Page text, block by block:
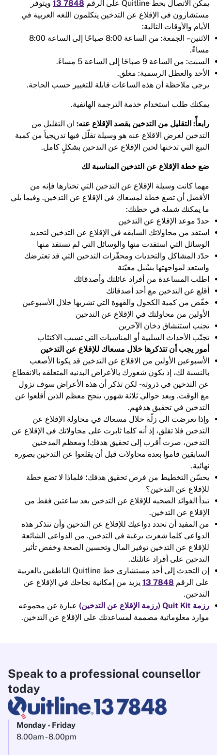
يمكن الاتصال بخط Quitline على الرقم 7848 13
ويتوفر
مستشارون في الإقلاع عن التدخين يتكلمون اللغه العربية في
الأيام والأوقات التالية:
الاثنين – الجمعة: من الساعة 8:00 صباحًا إلى الساعة 8:00
مساءً.
السبت: من الساعة 9 صباحًا إلى الساعة 5 مساءً.
الأحد والعطل الرسمية: مغلق.
يرجى ملاحظة أن هذه الساعات قابلة للتغيير حسب الحاجة.
يمكنك طلب استخدام خدمة الترجمة الهاتفية.
رابعأً: التقليل من التدخين بقصد الإقلاع عنه: ان التقليل من
التدخين لغرض الاقلاع عنه هو وسيلة تقلّل فيها تدريجياً من كمية
التبغ التي تدخنها لحين الإقلاع عن التدخين بشكلٍ كامل.
ضع خطة الإقلاع عن التدخين المناسبة لك
مهما كانت وسيلة الإقلاع عن التدخين التي تختارها فإنه من
الأفضل أن تضع خطة لمسعاك في الإقلاع عن التدخين. وفيما يلي
ما يمكنك شمله في خطتك:
حددّ موعد الإقلاع عن التدخين
استفد من محاولاتك السابقه في الإقلاع عن التدخين لتحديد
الوسائل التي استفدت منها والوسائل التي لم تستفد منها
حدّد المشاكل والتحديات ومحفّزات التدخين التي قد تعترضك
واستعد لمواجهتها بسُبل معيّنة
اطلب المساعدة من أفراد عائلتك وأصدقائك
أقلع عن التدخين مع أحد أصدقائك
خفّض من كمية الكحول والقهوة التي تشربها خلال الأسبوعين
الأولين من محاولتك في الإقلاع عن التدخين
تجنب استنشاق دخان الآخرين
تجنّب الأحداث السلبية أو المناسبات التي تسبب الاكتئاب
أمور يجب أن تتذكرها خلال مسعاك للإقلاع عن التدخين
الأسبوعين الأولين من الاقلاع عن التدخين قد يكونا الأصعب
بالنسبة لك، إذ يكون شعورك بالأعراض البدنيه المتعلقه بالانقطاع
عن التدخين في ذروته - لكن تذكر أن هذه الأعراض سوف تزول
مع الوقت. وبعد حوالي ثلاثة شهور، ينجح معظم الذين أقلعوا عن
التدخين في تحقيق هدفهم.
وإذا تعرضت الى زلّة خلال مسعاك في محاولة الإقلاع عن
التدخين فلا تقلق، إذ أنه كلما ثابرت على محاولاتك في الإقلاع عن
التدخين، صرت أقرب إلى تحقيق هدفك! ومعظم المدخنين
السابقين قاموا بعدة محاولات قبل أن يقلعوا عن التدخين بصوره
نهائية.
يحسّن التخطيط من فرص تحقيق هدفك؛ فلماذا لا تضع خطة
للإقلاع عن التدخين؟
تبدأ الفوائد الصحيه للإقلاع عن التدخين بعد ساعتين فقط من
الإقلاع عن التدخين.
من المفيد أن تحدد دواعيك للإقلاع عن التدخين وأن تتذكر هذه
الدواعي كلما شعرت برغبة في التدخين. من الدواعي الشائعة
للإقلاع عن التدخين توفير المال وتحسين الصحة وخفض تأثير
التدخين على أفراد عائلتك.
إن التحدث إلى أحد مستشاري خط Quitline الناطقين بالعربية
على الرقم 7848 13
يزيد من إمكانية نجاحك في الإقلاع عن
التدخين.
رزمة Quit Kit (رزمة الإقلاع عن التدخين)
عبارة عن مجموعه
موارد معلوماتية مصممة لمساعدتك على الإقلاع عن التدخين.
Speak to a professional counsellor
today
Monday - Friday
8.00am - 8.00pm